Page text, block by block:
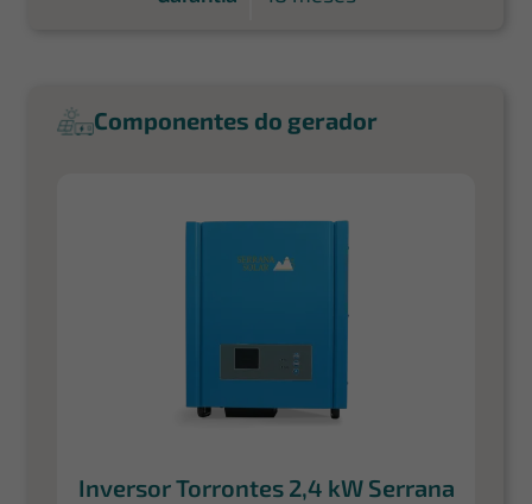
Componentes do gerador
Inversor Torrontes 2,4 kW Serrana